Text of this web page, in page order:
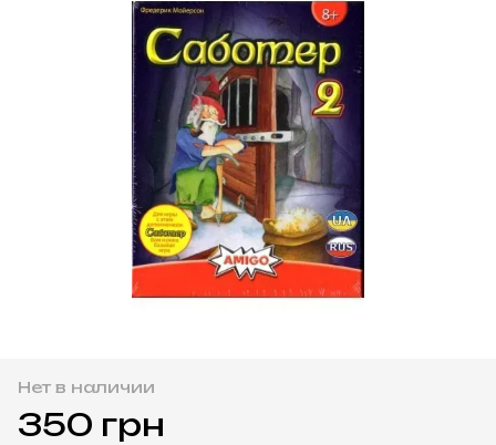
Нет в наличии
350 грн